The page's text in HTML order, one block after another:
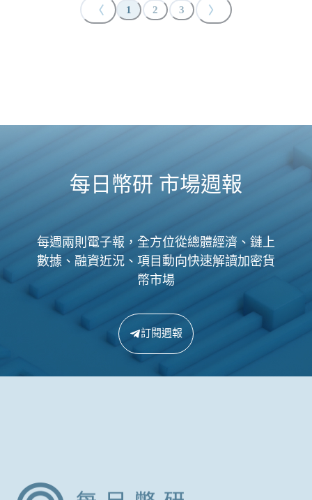
〈 1 2 3 〉
每日幣研 市場週報
每週兩則電子報，全方位從總體經濟、鏈上
數據、融資近況、項目動向快速解讀加密貨
幣市場
訂閱週報